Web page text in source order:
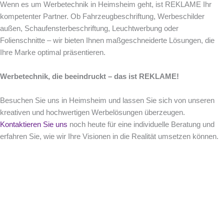
Wenn es um Werbetechnik in Heimsheim geht, ist REKLAME Ihr
kompetenter Partner. Ob Fahrzeugbeschriftung, Werbeschilder
außen, Schaufensterbeschriftung, Leuchtwerbung oder
Folienschnitte – wir bieten Ihnen maßgeschneiderte Lösungen, die
Ihre Marke optimal präsentieren.
Werbetechnik, die beeindruckt – das ist REKLAME!
Besuchen Sie uns in Heimsheim und lassen Sie sich von unseren
kreativen und hochwertigen Werbelösungen überzeugen.
Kontaktieren Sie uns noch heute für eine individuelle Beratung und
erfahren Sie, wie wir Ihre Visionen in die Realität umsetzen können.